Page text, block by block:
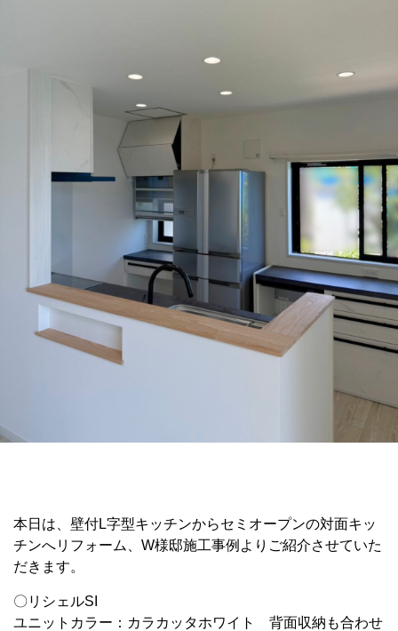
本日は、壁付L字型キッチンからセミオープンの対面キッ
チンへリフォーム、W様邸施工事例よりご紹介させていた
だきます。
〇リシェルSI
ユニットカラー：カラカッタホワイト 背面収納も合わせ